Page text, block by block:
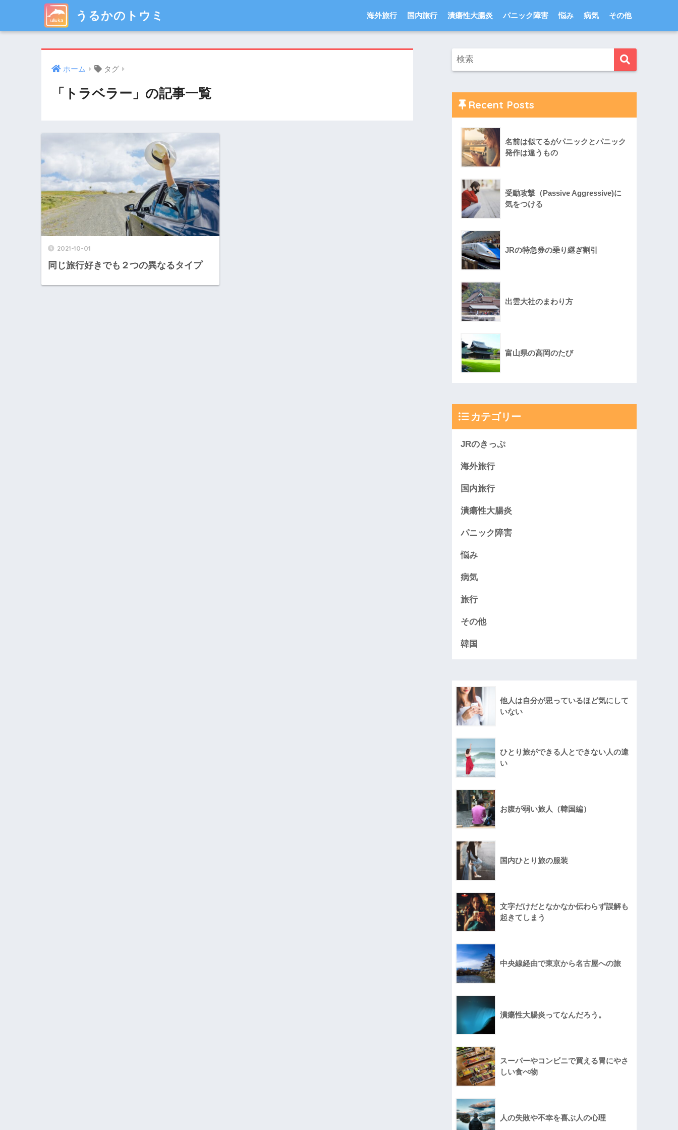
うるかのトウミ 海外旅行 国内旅行 潰瘍性大腸炎 パニック障害 悩み 病気 その他
ホーム タグ
「トラベラー」の記事一覧
2021-10-01
同じ旅行好きでも２つの異なるタイプ
Recent Posts
名前は似てるがパニックとパニック
発作は違うもの
受動攻撃（Passive Aggressive)に
気をつける
JRの特急券の乗り継ぎ割引
出雲大社のまわり方
富山県の高岡のたび
カテゴリー
JRのきっぷ
海外旅行
国内旅行
潰瘍性大腸炎
パニック障害
悩み
病気
旅行
その他
韓国
他人は自分が思っているほど気にして
いない
ひとり旅ができる人とできない人の違
い
お腹が弱い旅人（韓国編）
国内ひとり旅の服装
文字だけだとなかなか伝わらず誤解も
起きてしまう
中央線経由で東京から名古屋への旅
潰瘍性大腸炎ってなんだろう。
スーパーやコンビニで買える胃にやさ
しい食べ物
人の失敗や不幸を喜ぶ人の心理